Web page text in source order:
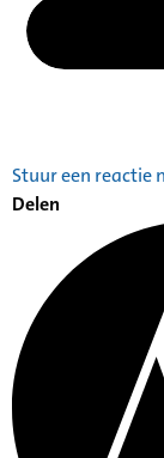
Stuur een reactie
Delen